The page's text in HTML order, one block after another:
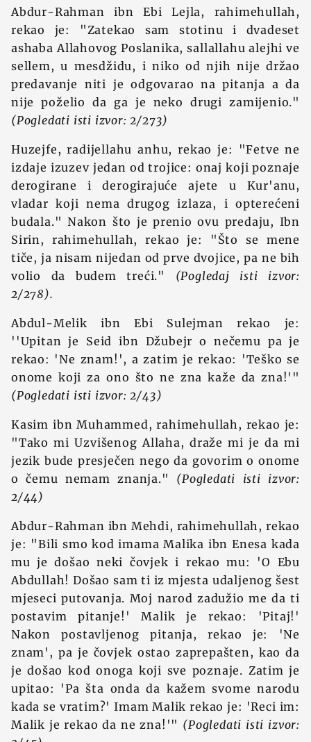
Abdur-Rahman ibn Ebi Lejla, rahimehullah,
rekao je: "Zatekao sam stotinu i dvadeset
ashaba Allahovog Poslanika, sallallahu alejhi ve
sellem, u mesdžidu, i niko od njih nije držao
predavanje niti je odgovarao na pitanja a da
nije poželio da ga je neko drugi zamijenio."
(Pogledati isti izvor: 2/273)
Huzejfe, radijellahu anhu, rekao je: "Fetve ne
izdaje izuzev jedan od trojice: onaj koji poznaje
derogirane i derogirajuće ajete u Kur'anu,
vladar koji nema drugog izlaza, i opterećeni
budala." Nakon što je prenio ovu predaju, Ibn
Sirin, rahimehullah, rekao je: "Što se mene
tiče, ja nisam nijedan od prve dvojice, pa ne bih
volio da budem treći." (Pogledaj isti izvor:
2/278).
Abdul-Melik ibn Ebi Sulejman rekao je:
''Upitan je Seid ibn Džubejr o nečemu pa je
rekao: 'Ne znam!', a zatim je rekao: 'Teško se
onome koji za ono što ne zna kaže da zna!'"
(Pogledati isti izvor: 2/43)
Kasim ibn Muhammed, rahimehullah, rekao je:
"Tako mi Uzvišenog Allaha, draže mi je da mi
jezik bude presječen nego da govorim o onome
o čemu nemam znanja." (Pogledati isti izvor:
2/44)
Abdur-Rahman ibn Mehdi, rahimehullah, rekao
je: "Bili smo kod imama Malika ibn Enesa kada
mu je došao neki čovjek i rekao mu: 'O Ebu
Abdullah! Došao sam ti iz mjesta udaljenog šest
mjeseci putovanja. Moj narod zadužio me da ti
postavim pitanje!' Malik je rekao: 'Pitaj!'
Nakon postavljenog pitanja, rekao je: 'Ne
znam', pa je čovjek ostao zaprepašten, kao da
je došao kod onoga koji sve poznaje. Zatim je
upitao: 'Pa šta onda da kažem svome narodu
kada se vratim?' Imam Malik rekao je: 'Reci im:
Malik je rekao da ne zna!'" (Pogledati isti izvor: